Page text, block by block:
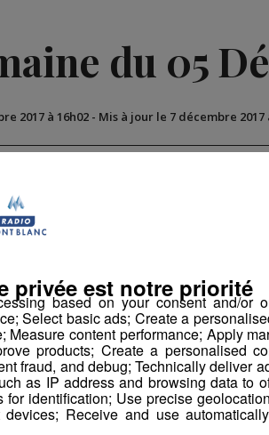
du 05
2017 à 16h02- Mis à jour le 7 décembre 2017
based on your consent and/or
Select basic ads; Create a
content performance; Apply
products; Create a personalised
fraud, and debug; Technically deliver
as IP address and browsing data to
identification; Use precise
Receive and use
privée est notre priorité